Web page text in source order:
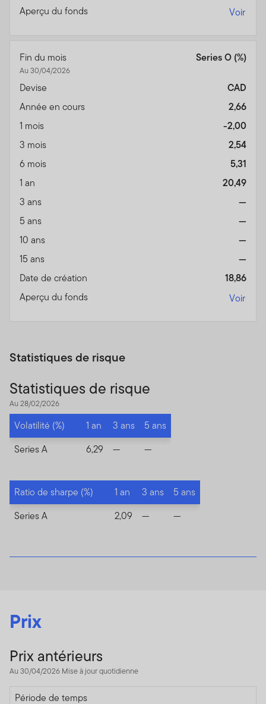
Aperçu du fonds
Voir
Fin du mois
Au 30/04/2026
Series O (%)
Devise
CAD
Année en cours
2,66
1 mois
-2,00
3 mois
2,54
6 mois
5,31
1 an
20,49
3 ans
—
5 ans
—
10 ans
—
15 ans
—
Date de création
18,86
Aperçu du fonds
Voir
Statistiques de risque
Statistiques de risque
Au 28/02/2026
Volatilité (%) 1 an 3 ans
5 ans
Series A
6,29 — —
Ratio de sharpe (%) 1 an 3 ans
5 ans
Series A
2,09 — —
Prix
Prix antérieurs
Au 30/04/2026 Mise à jour quotidienne
Depuis création
Période de temps